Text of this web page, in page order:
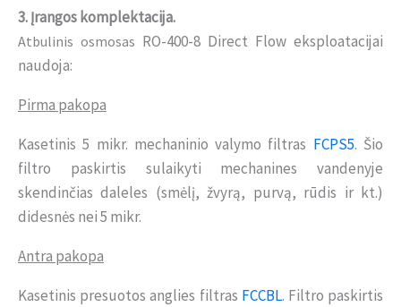
3. Įrangos komplektacija.
Atbulinis osmosas RO-400-8 Direct Flow eksploatacijai
naudoja:
Pirma pakopa
Kasetinis 5 mikr. mechaninio valymo filtras FCPS5. Šio
filtro paskirtis sulaikyti mechanines vandenyje
skendinčias daleles (smėlį, žvyrą, purvą, rūdis ir kt.)
didesnės nei 5 mikr.
Antra pakopa
Kasetinis presuotos anglies filtras FCCBL. Filtro paskirtis